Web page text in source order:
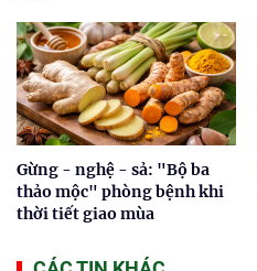
Gừng - nghệ - sả: "Bộ ba
thảo mộc" phòng bệnh khi
thời tiết giao mùa